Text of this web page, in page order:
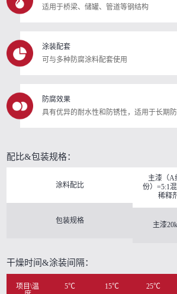
适用于桥梁、储罐、管道等钢结构
涂装配套
可与多种防腐涂料配套使用
防腐效果
具有优异的耐水性和防锈性，适用于长期
配比&包装规格：
涂料配比
包装规格
主漆（A
份）=5:1
稀释
主漆
干燥时间&涂装间隔：
项目\温
5℃ 15℃ 25℃